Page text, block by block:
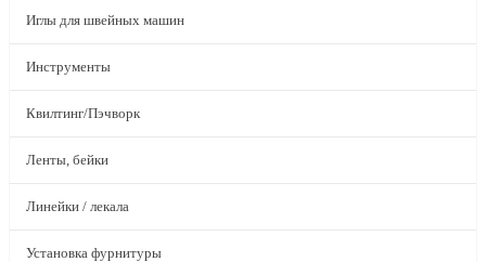
Иглы для швейных машин
Инструменты
Квилтинг/Пэчворк
Ленты, бейки
Линейки / лекала
Установка фурнитуры